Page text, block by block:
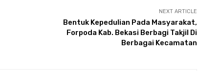
NEXT ARTICLE
Bentuk Kepedulian Pada Masyarakat,
Forpoda Kab. Bekasi Berbagi Takjil Di
Berbagai Kecamatan